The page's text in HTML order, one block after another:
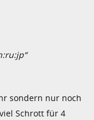
sondern nur noch
Schrott für 4